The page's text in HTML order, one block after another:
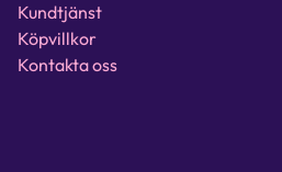
Kundtjänst
Köpvillkor
Kontakta oss